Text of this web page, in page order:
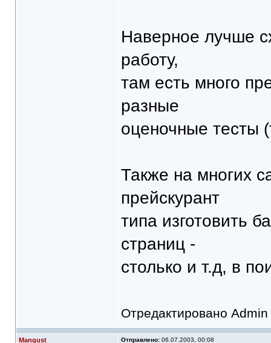
Наверное лучше
работу,
там есть много
разные
оценочные тесты
Также на многих
прейскурант
типа изготовить
страниц -
столько и т.д, в
Отредактировано
Mangust Отправлено:06.07.2003, 00:08